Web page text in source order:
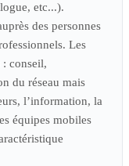
etc...).
des personnes
Les
: conseil,
du réseau mais
l’information, la
équipes mobiles